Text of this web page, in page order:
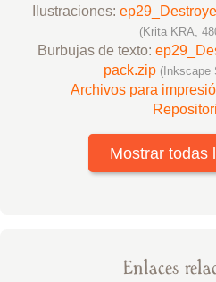
Ilustraciones:
(Krita KRA,
Burbujas de texto:
pack.zip (Inkscape
Archivos para
Mostrar todas
Enlaces